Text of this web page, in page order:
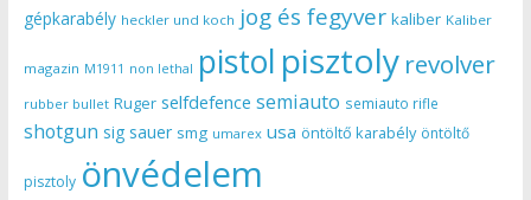
gépkarabély heckler und koch jog és fegyver kaliber Kaliber
magazin M1911 non lethal pistol pisztoly revolver
rubber bullet Ruger selfdefence semiauto semiauto rifle
shotgun sig sauer smg umarex usa öntöltő karabély öntöltő
pisztoly önvédelem